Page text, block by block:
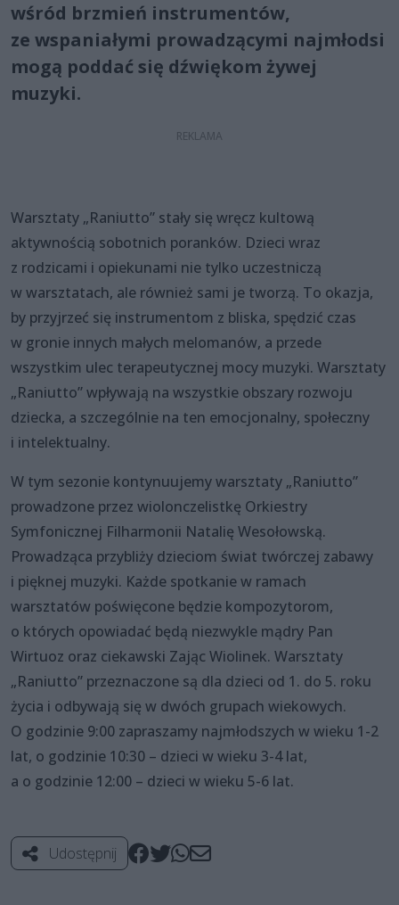
wśród brzmień instrumentów,
ze wspaniałymi prowadzącymi najmłodsi
mogą poddać się dźwiękom żywej
muzyki.
Warsztaty „Raniutto” stały się wręcz kultową
aktywnością sobotnich poranków. Dzieci wraz
z rodzicami i opiekunami nie tylko uczestniczą
w warsztatach, ale również sami je tworzą. To okazja,
by przyjrzeć się instrumentom z bliska, spędzić czas
w gronie innych małych melomanów, a przede
wszystkim ulec terapeutycznej mocy muzyki. Warsztaty
„Raniutto” wpływają na wszystkie obszary rozwoju
dziecka, a szczególnie na ten emocjonalny, społeczny
i intelektualny.
W tym sezonie kontynuujemy warsztaty „Raniutto”
prowadzone przez wiolonczelistkę Orkiestry
Symfonicznej Filharmonii Natalię Wesołowską.
Prowadząca przybliży dzieciom świat twórczej zabawy
i pięknej muzyki. Każde spotkanie w ramach
warsztatów poświęcone będzie kompozytorom,
o których opowiadać będą niezwykle mądry Pan
Wirtuoz oraz ciekawski Zając Wiolinek. Warsztaty
„Raniutto” przeznaczone są dla dzieci od 1. do 5. roku
życia i odbywają się w dwóch grupach wiekowych.
O godzinie 9:00 zapraszamy najmłodszych w wieku 1-2
lat, o godzinie 10:30 – dzieci w wieku 3-4 lat,
a o godzinie 12:00 – dzieci w wieku 5-6 lat.
Udostępnij